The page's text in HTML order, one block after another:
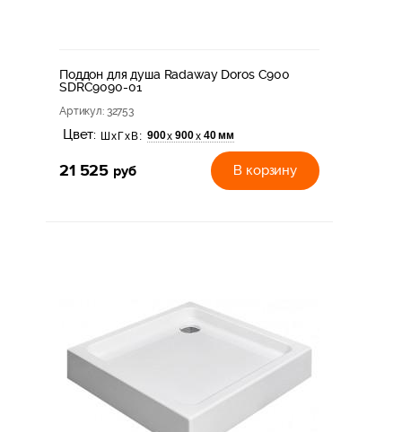
Поддон для душа Radaway Doros C900
SDRC9090-01
Артикул: 32753
Цвет: ШхГхВ: 900х 900х 40 мм
21 525 руб В корзину